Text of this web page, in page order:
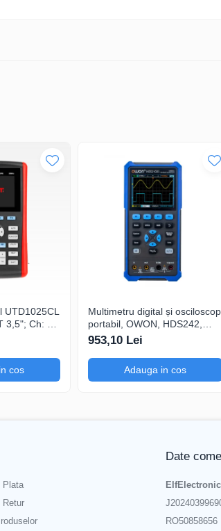
UTD1025CL
3,5"; Ch: 1;
cos
Multimetru digital și osciloscop
portabil, OWON, HDS242,
200mV-1kV, 200mA-
953,10 Lei
Adauga in cos
Plata
Retur
Date
RO50858656